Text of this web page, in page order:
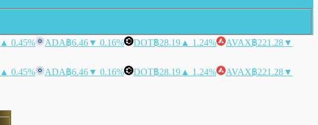
▲ 0.45% ADA฿6.46▼ 0.16% DOT฿28.19 ▲ 1.24% AVAX฿221.28▼
▲ 0.45% ADA฿6.46▼ 0.16% DOT฿28.19 ▲ 1.24% AVAX฿221.28▼